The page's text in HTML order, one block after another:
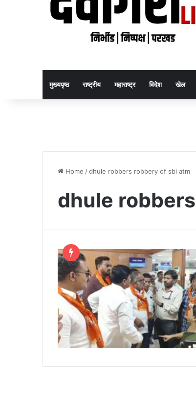
मुख्यपृष्ठ राष्ट्रीय महाराष्ट्र विदेश खेल
Home /dhule robbers robbery of sbi atm
dhule